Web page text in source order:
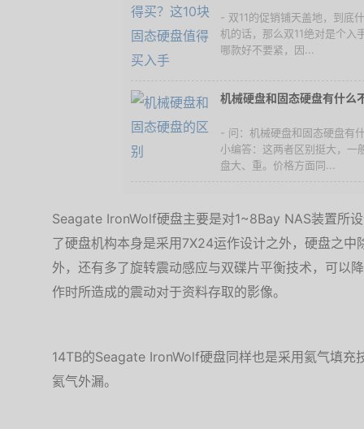
- 双11的促销铺天盖地，到底
机的话，那么双11绝对是个入
哪款好不要紧，因...
机械硬盘和固态硬盘有什么
- 问：机械硬盘和固态硬盘有
小编答：这两者区别挺大，一
盘大、重。价格方面同...
Seagate IronWolf硬盘主要是对1~8Bay NAS装置所
了硬盘机构本身是采用7X24运作设计之外，硬盘之中
外，还有多了旋转震动感应与双碟片平衡技术，可以
作时所造成的震动对于资料存取的影像。
14TB的Seagate IronWolf硬盘同样也是采用氦气填充
氦气外漏。